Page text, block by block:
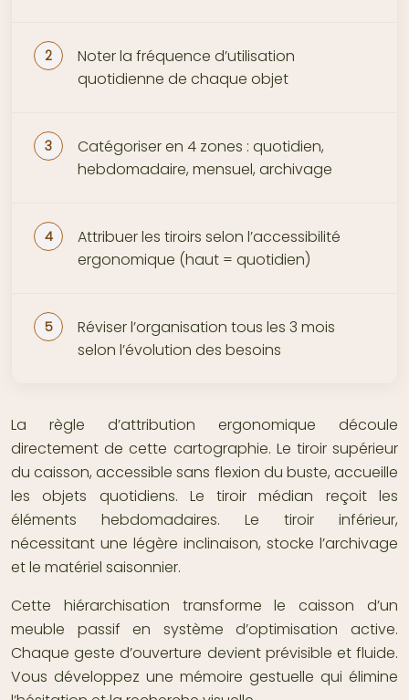
Noter la fréquence d’utilisation
quotidienne de chaque objet
Catégoriser en 4 zones : quotidien,
hebdomadaire, mensuel, archivage
Attribuer les tiroirs selon l’accessibilité
ergonomique (haut = quotidien)
Réviser l’organisation tous les 3 mois
selon l’évolution des besoins
La règle d’attribution ergonomique découle
directement de cette cartographie. Le tiroir supérieur
du caisson, accessible sans flexion du buste, accueille
les objets quotidiens. Le tiroir médian reçoit les
éléments hebdomadaires. Le tiroir inférieur,
nécessitant une légère inclinaison, stocke l’archivage
et le matériel saisonnier.
Cette hiérarchisation transforme le caisson d’un
meuble passif en système d’optimisation active.
Chaque geste d’ouverture devient prévisible et fluide.
Vous développez une mémoire gestuelle qui élimine